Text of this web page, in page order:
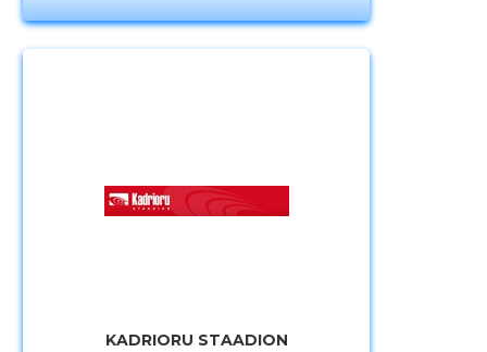
KADRIORU STAADION